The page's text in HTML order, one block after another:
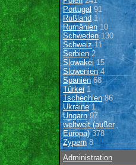
Portugal91
Rußland 1
Rumänien10
Schweden 130
Schweiz11
Serbien2
Slowakei15
Slowenien4
Spanien68
Türkei1
Tschechien 86
Ukraine1
Ungarn97
weltweit (außer
Europa)378
Zypern8
Administration